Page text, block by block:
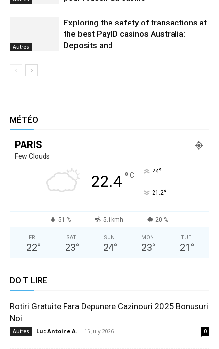
Autres
Exploring the safety of transactions at
the best PayID casinos Australia:
Deposits and
MÉTÉO
PARIS
Few Clouds
22.4°C 24°
21.2°
51 % 5.1kmh 20 %
FRI
22°
SAT
23°
SUN
24°
MON
23°
TUE
21 °
DOIT LIRE
Rotiri Gratuite Fara Depunere Cazinouri 2025 Bonusuri
Noi
Autres Luc Antoine A. - 16 July 2026 0